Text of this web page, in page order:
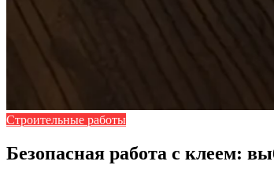
Строительные работы
Безопасная работа с клеем: